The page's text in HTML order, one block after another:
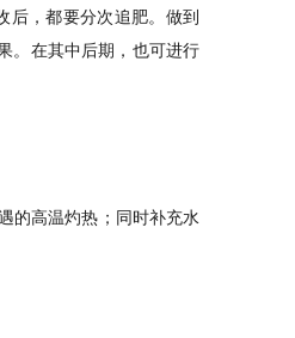
，都要分次追肥。做到
。在其中后期，也可进行
的高温灼热；同时补充水